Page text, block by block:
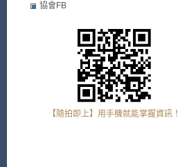
協會FB
【隨拍即上】用手機就能掌握資訊！